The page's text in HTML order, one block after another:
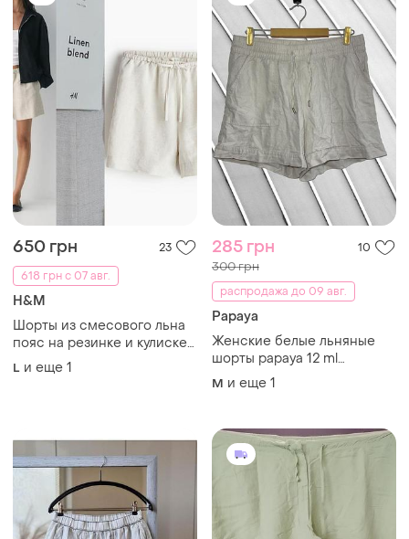
650 грн
23
618 грн с 07 авг.
H&M
Шорты из смесового льна
пояс на резинке и кулиске
h&m linen blend
L и еще 1
285 грн 10
300 грн
распродажа до 09 авг.
Papaya
Женские белые льняные
шорты papaya 12 ml
оригинал папайя стан
идеал 46 48 из льна
высокая посадка летние
брендовые
M и еще 1